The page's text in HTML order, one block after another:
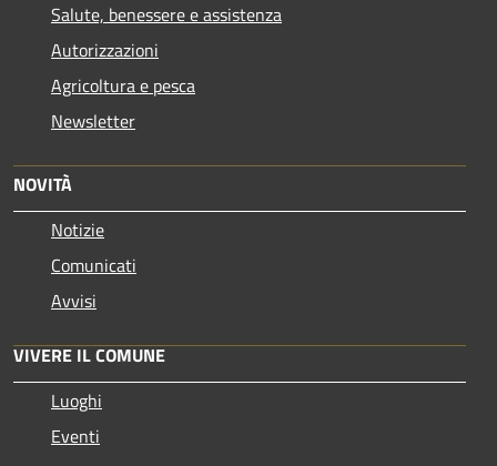
Salute, benessere e assistenza
Autorizzazioni
Agricoltura e pesca
Newsletter
NOVITÀ
Notizie
Comunicati
Avvisi
VIVERE IL COMUNE
Luoghi
Eventi